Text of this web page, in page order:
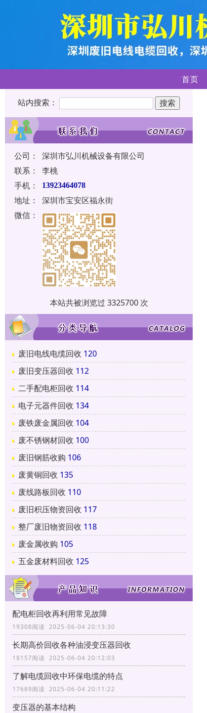
首页
站内搜索：
公司：
深圳市弘川机械设备有限公司
联系：
李桃
手机：
13923464078
地址：
深圳市宝安区福永街
微信：
本站共被浏览过 3325700 次
废旧电线电缆回收 120
废旧变压器回收 112
二手配电柜回收 114
电子元器件回收 134
废铁废金属回收 104
废不锈钢材回收 100
废旧钢筋收购 106
废黄铜回收 135
废线路板回收 110
废旧积压物资回收 117
整厂废旧物资回收 118
废金属收购 105
五金废材料回收 125
配电柜回收再利用常见故障
19308阅读 2025-06-04 20:13:30
长期高价回收各种油浸变压器回收
18157阅读 2025-06-04 20:12:03
了解电缆回收中环保电缆的特点
17689阅读 2025-06-04 20:11:22
变压器的基本结构